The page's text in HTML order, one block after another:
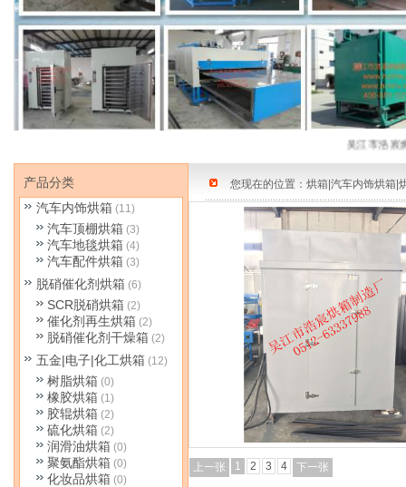
您现在的位置： 烘箱|汽车内饰烘箱|
上一张 1 2 3 4 下一张
吴江市浩宸烘箱
产品分类
汽车内饰烘箱 (11)
汽车顶棚烘箱 (3)
汽车地毯烘箱 (4)
汽车配件烘箱 (3)
脱硝催化剂烘箱 (6)
SCR脱硝烘箱 (2)
催化剂再生烘箱 (2)
脱硝催化剂干燥箱 (2)
五金|电子|化工烘箱 (12)
树脂烘箱 (0)
橡胶烘箱 (1)
胶辊烘箱 (2)
硫化烘箱 (2)
润滑油烘箱 (0)
聚氨酯烘箱 (0)
化妆品烘箱 (0)